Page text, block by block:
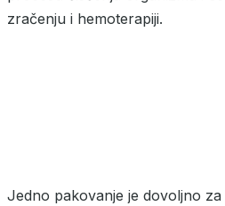
zračenju i hemoterapiji.
Jedno pakovanje je dovoljno